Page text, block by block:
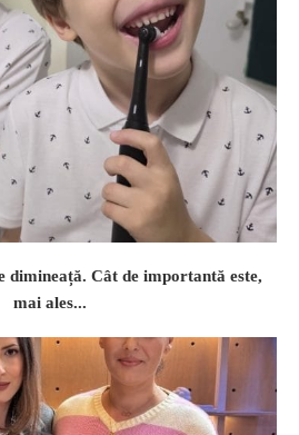
dimineață. Cât de importantă este,
mai ales...